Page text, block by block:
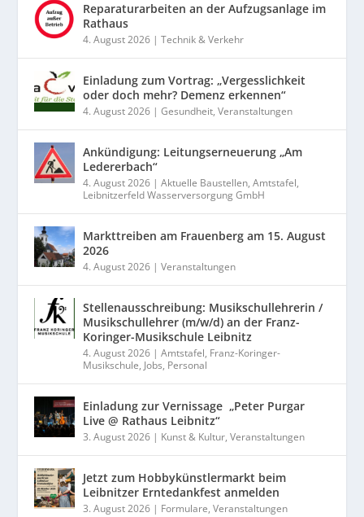
Reparaturarbeiten an der Aufzugsanlage im
Rathaus
4. August 2026 |Technik & Verkehr
Einladung zum Vortrag: „Vergesslichkeit
oder doch mehr? Demenz erkennen“
4. August 2026 |Gesundheit,Veranstaltungen
Ankündigung: Leitungserneuerung „Am
Ledererbach“
4. August 2026 |Aktuelle Baustellen,Amtstafel,
Leibnitzerfeld Wasserversorgung GmbH
Markttreiben am Frauenberg am 15. August
2026
4. August 2026 |Veranstaltungen
Stellenausschreibung: Musikschullehrerin /
Musikschullehrer (m/w/d) an der Franz-
Koringer-Musikschule Leibnitz
4. August 2026 |Amtstafel, Franz-Koringer-
Musikschule, Jobs, Personal
Einladung zur Vernissage „Peter Purgar
Live @ Rathaus Leibnitz“
3. August 2026 | Kunst & Kultur,Veranstaltungen
Jetzt zum Hobbykünstlermarkt beim
Leibnitzer Erntedankfest anmelden
3. August 2026 | Formulare,Veranstaltungen